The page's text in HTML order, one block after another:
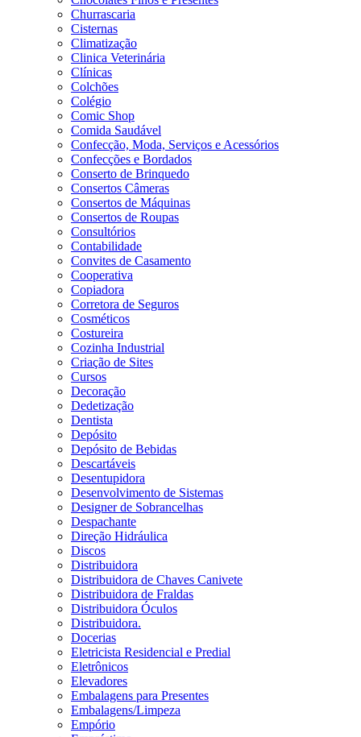
Churrascaria
Cisternas
Climatização
Clinica Veterinária
Clínicas
Colchões
Colégio
Comic Shop
Comida Saudável
Confecção, Moda, Serviços e Acessórios
Confecções e Bordados
Conserto de Brinquedo
Consertos Câmeras
Consertos de Máquinas
Consertos de Roupas
Consultórios
Contabilidade
Convites de Casamento
Cooperativa
Copiadora
Corretora de Seguros
Cosméticos
Costureira
Cozinha Industrial
Criação de Sites
Cursos
Decoração
Dedetização
Dentista
Depósito
Depósito de Bebidas
Descartáveis
Desentupidora
Desenvolvimento de Sistemas
Designer de Sobrancelhas
Despachante
Direção Hidráulica
Discos
Distribuidora
Distribuidora de Chaves Canivete
Distribuidora de Fraldas
Distribuidora Óculos
Distribuidora.
Docerias
Eletricista Residencial e Predial
Eletrônicos
Elevadores
Embalagens para Presentes
Embalagens/Limpeza
Empório